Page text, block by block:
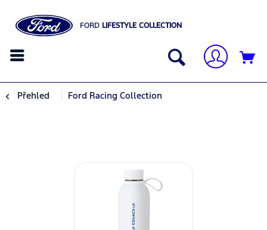
FORD LIFESTYLE COLLECTION
Přehled Ford Racing Collection